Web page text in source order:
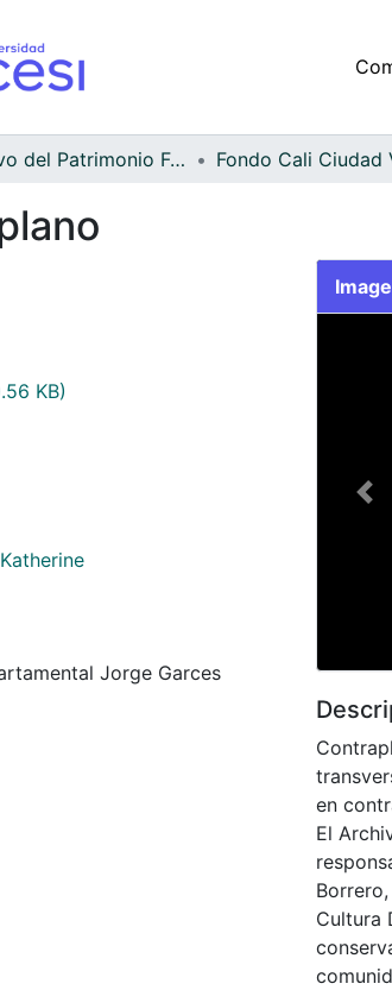
Archivo del Patrimonio Fotográfico y Fílmico del Valle del Cauca Fondo Cali Ciudad
KB)
Jorge Garces
en
El
Cultura